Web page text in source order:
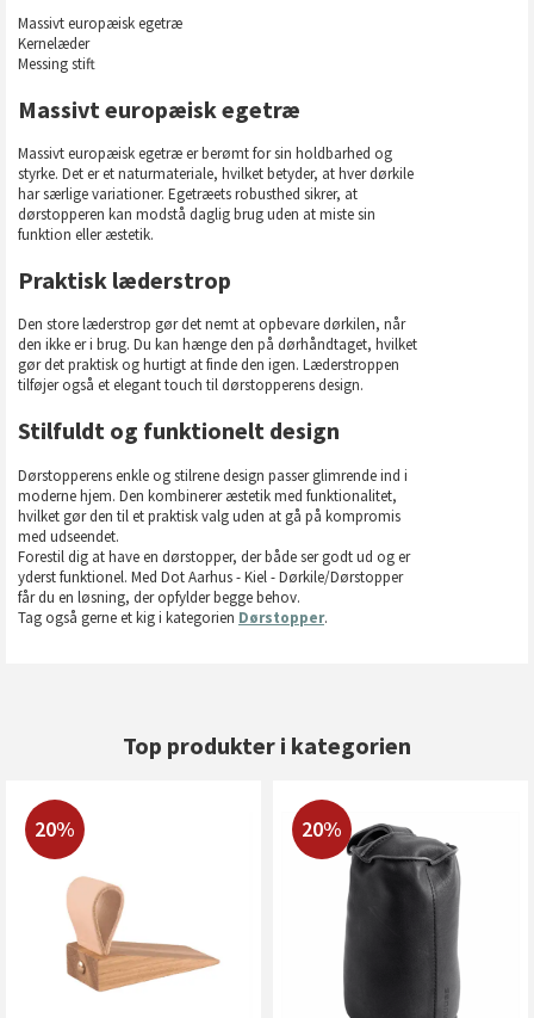
Massivt europæisk egetræ
Kernelæder
Messing stift
Massivt europæisk egetræ
Massivt europæisk egetræ er berømt for sin holdbarhed og
styrke. Det er et naturmateriale, hvilket betyder, at hver dørkile
har særlige variationer. Egetræets robusthed sikrer, at
dørstopperen kan modstå daglig brug uden at miste sin
funktion eller æstetik.
Praktisk læderstrop
Den store læderstrop gør det nemt at opbevare dørkilen, når
den ikke er i brug. Du kan hænge den på dørhåndtaget, hvilket
gør det praktisk og hurtigt at finde den igen. Læderstroppen
tilføjer også et elegant touch til dørstopperens design.
Stilfuldt og funktionelt design
Dørstopperens enkle og stilrene design passer glimrende ind i
moderne hjem. Den kombinerer æstetik med funktionalitet,
hvilket gør den til et praktisk valg uden at gå på kompromis
med udseendet.
Forestil dig at have en dørstopper, der både ser godt ud og er
yderst funktionel. Med Dot Aarhus - Kiel - Dørkile/Dørstopper
får du en løsning, der opfylder begge behov.
Tag også gerne et kig i kategorien Dørstopper.
Top produkter i kategorien
20% 20%